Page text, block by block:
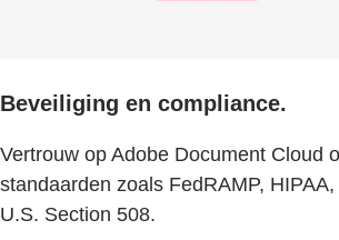
Beveiliging en compliance.
Vertrouw op Adobe Document Cloud
standaarden zoals FedRAMP,
U.S. Section 508.